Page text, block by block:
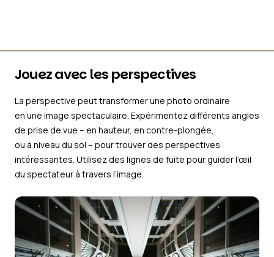
Jouez avec les perspectives
La perspective peut transformer une photo ordinaire
en une image spectaculaire. Expérimentez différents angles
de prise de vue – en hauteur, en contre-plongée,
ou à niveau du sol – pour trouver des perspectives
intéressantes. Utilisez des lignes de fuite pour guider l’œil
du spectateur à travers l’image.